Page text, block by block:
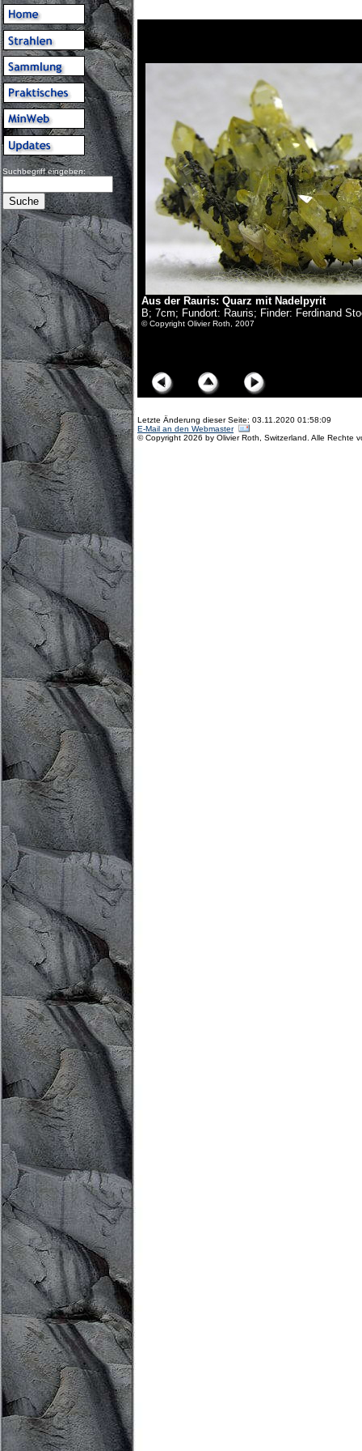
Suchbegriff eingeben:
Aus der Rauris: Quarz mit Nadelpyrit
B; 7cm; Fundort: Rauris; Finder: Ferdinand
© Copyright Olivier Roth, 2007
Letzte Änderung dieser Seite: 03.11.2020 01:58:09
E-Mail an den Webmaster
© Copyright 2026 by Olivier Roth, Switzerland. Alle Rechte